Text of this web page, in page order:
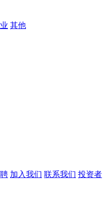
其他
加入我们 联系我们 投资者